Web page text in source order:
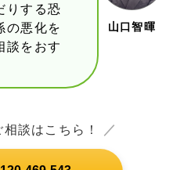
山口智暉
りする恐
の悪化を
談をおす
談はこちら！ ／